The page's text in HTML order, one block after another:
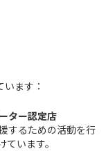
ます：
ター認定店
するための活動を行
います。